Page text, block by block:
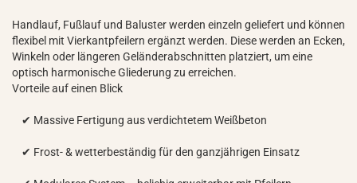
Handlauf, Fußlauf und Baluster werden einzeln geliefert und können
flexibel mit Vierkantpfeilern ergänzt werden. Diese werden an Ecken,
Winkeln oder längeren Geländerabschnitten platziert, um eine
optisch harmonische Gliederung zu erreichen.
Vorteile auf einen Blick
✔ Massive Fertigung aus verdichtetem Weißbeton
✔ Frost- & wetterbeständig für den ganzjährigen Einsatz